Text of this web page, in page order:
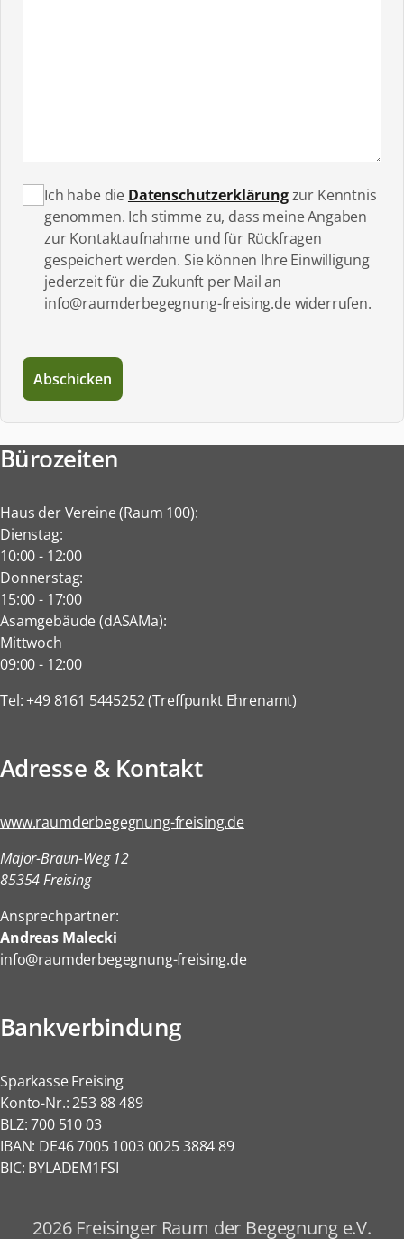
Ich habe die Datenschutzerklärungzur Kenntnis
genommen. Ich stimme zu, dass meine Angaben
zur Kontaktaufnahme und für Rückfragen
gespeichert werden. Sie können Ihre Einwilligung
jederzeit für die Zukunft per Mail an
info@raumderbegegnung-freising.de widerrufen.
Abschicken
Bürozeiten
Haus der Vereine (Raum 100):
Dienstag:
10:00- 12:00
Donnerstag:
15:00- 17:00
Asamgebäude (dASAMa):
Mittwoch
09:00- 12:00
Tel:+49 8161 5445252(Treffpunkt Ehrenamt)
Adresse & Kontakt
www.raumderbegegnung-freising.de
Major-Braun-Weg 12
85354 Freising
Ansprechpartner:
Andreas Malecki
info@raumderbegegnung-freising.de
Bankverbindung
Sparkasse Freising
Konto-Nr.: 253 88 489
BLZ: 700 510 03
IBAN: DE46 7005 1003 0025 3884 89
BIC: BYLADEM1FSI
2026 Freisinger Raum der Begegnung e.V.
Navigation